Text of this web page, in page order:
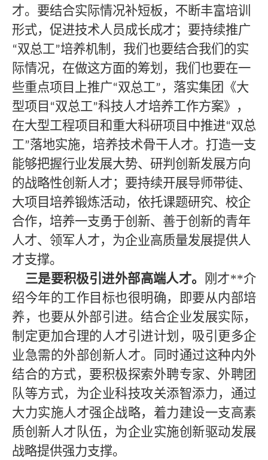
才。要结合实际情况补短板，不断丰富培训
形式，促进技术人员成长成才；要持续推广
“双总工”培养机制，我们也要结合我们的实
际情况，在做这方面的筹划，我们也要在一
些重点项目上推广“双总工”，落实集团《大
型项目 “双总工”科技人才培养工作方案》，
在大型工程项目和重大科研项目中推进“双总
工”落地实施，培养技术骨干人才。打造一支
能够把握行业发展大势、研判创新发展方向
的战略性创新人才；要持续开展导师带徒、
大项目培养锻炼活动，依托课题研究、校企
合作，培养一支勇于创新、善于创新的青年
人才、领军人才，为企业高质量发展提供人
才支撑。
三是要积极引进外部高端人才。 刚才**介
绍今年的工作目标也很明确，即要从内部培
养，也要从外部引进。结合企业发展实际，
制定更加合理的人才引进计划，吸引更多企
业急需的外部创新人才。同时通过这种内外
结合的方式，要积极探索外聘专家、外聘团
队等方式，为企业科技攻关添智添力，通过
大力实施人才强企战略，着力建设一支高素
质创新人才队伍，为企业实施创新驱动发展
战略提供强力支撑。